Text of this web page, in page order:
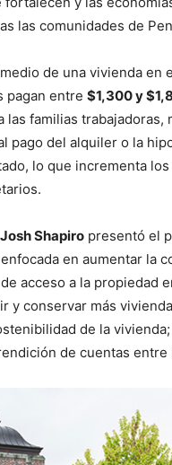
las comunidades de
de una vivienda en
pagan entre $1,300 y
las familias
pago del alquiler o la
lo que incrementa
Josh Shapiro presentó el
en aumentar la
acceso a la propiedad
y conservar más
de la
de cuentas entre